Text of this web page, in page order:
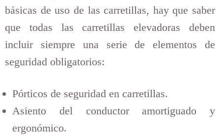
básicas de uso de las carretillas, hay que saber
que todas las carretillas elevadoras deben
incluir siempre una serie de elementos de
seguridad obligatorios:
Pórticos de seguridad en carretillas.
Asiento del conductor amortiguado y
ergonómico.